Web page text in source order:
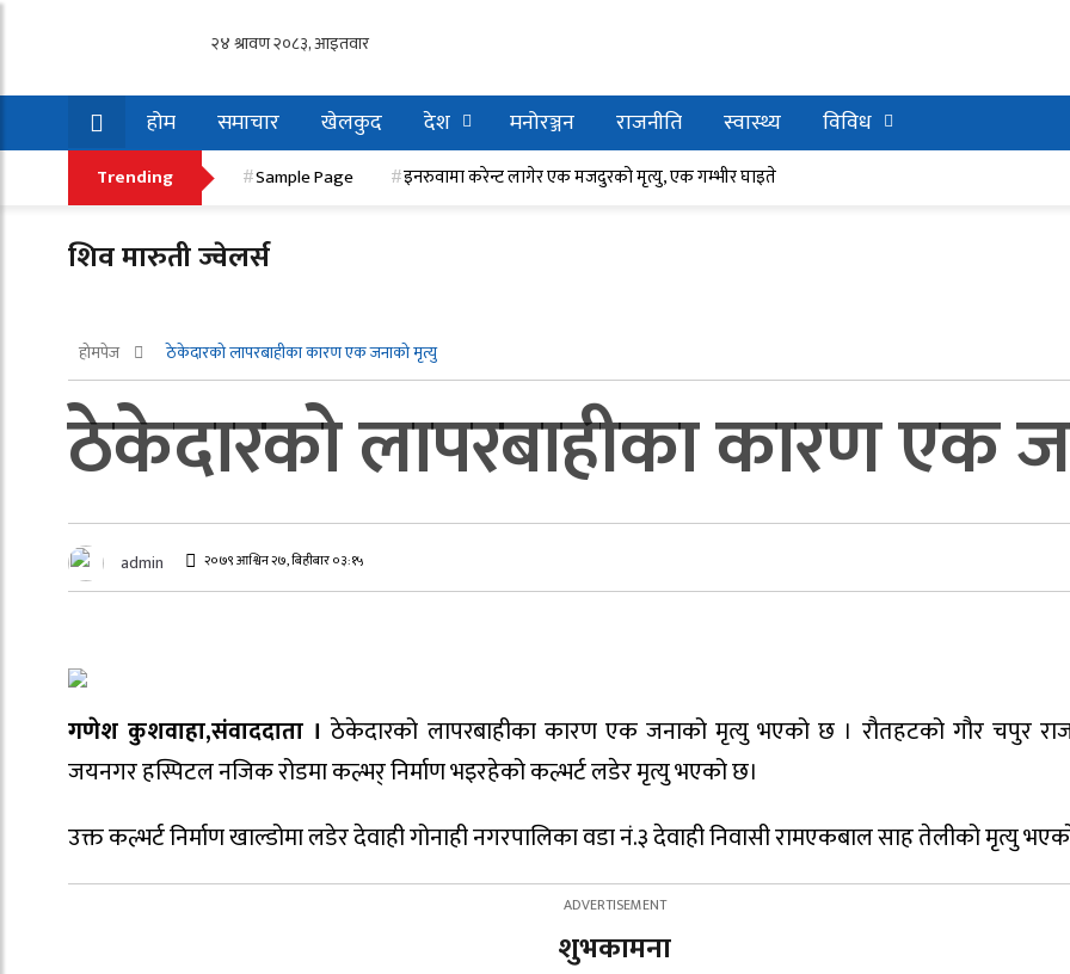
होम समाचार खेलकुद देश मनोरञ्जन राजनीति स्वास्थ्य
विविध
इनरुवामा करेन्ट लागेर एक मजदुरको मृत्यु, एक गम्भीर घाइते
Trending Sample Page इनरुवामा करेन्ट लागेर एक मजदुरको मृत्यु, एक गम्भीर घाइते
शिव मारुती ज्वेलर्स
होमपेज ठेकेदारको लापरबाहीका कारण एक जनाको मृत्यु
ठेकेदारको लापरबाहीका कारण एक
admin २०७९ आश्विन २७, बिहीबार ०३:१५
गणेश कुशवाहा,संवाददाता । ठेकेदारको लापरबाहीका कारण एक जनाको मृत्यु भएको छ । रौतहटको गौर चपुर
जयनगर हस्पिटल नजिक रोडमा कल्भर् निर्माण भइरहेको कल्भर्ट लडेर मृत्यु भएको छ।
उक्त कल्भर्ट निर्माण खाल्डोमा लडेर देवाही गोनाही नगरपालिका वडा नं.३ देवाही निवासी रामएकबाल साह तेलीको मृत्यु
शुभकामना